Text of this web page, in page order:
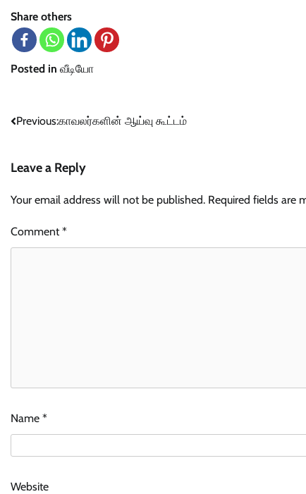
Share others
Posted in வீடியோ
Post
Previous:காவலர்களின் ஆய்வு கூட்டம்
Leave a Reply
Your email address will not be published. Required fields are
Comment*
Name *
Website